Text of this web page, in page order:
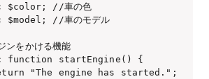
$color; //車の色
$model; //車のモデル
ンをかける機能
function startEngine() {
"The engine has started.";